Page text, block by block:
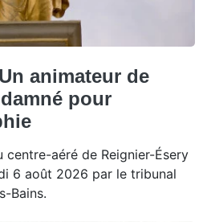
animateur de
pour
centre-aéré de Reignier-Ésery
6 août 2026 par le tribunal
Bains.